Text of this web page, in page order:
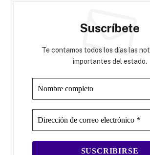
Suscríbete
Te contamos todos los días las
importantes del estado.